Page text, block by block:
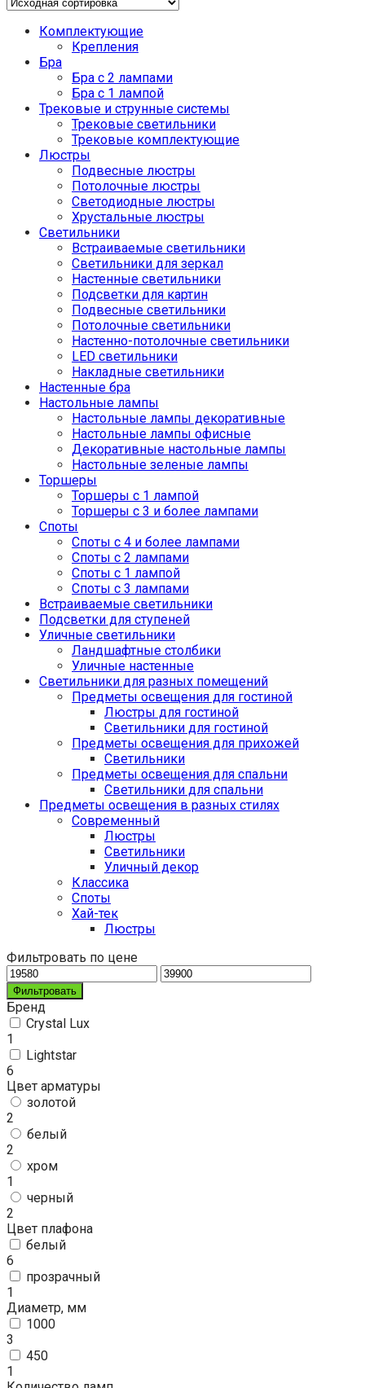
Комплектующие
Крепления
Бра
Бра с 2 лампами
Бра с 1 лампой
Трековые и струнные системы
Трековые светильники
Трековые комплектующие
Люстры
Подвесные люстры
Потолочные люстры
Светодиодные люстры
Хрустальные люстры
Светильники
Встраиваемые светильники
Светильники для зеркал
Настенные светильники
Подсветки для картин
Подвесные светильники
Потолочные светильники
Настенно-потолочные светильники
LED светильники
Накладные светильники
Настенные бра
Настольные лампы
Настольные лампы декоративные
Настольные лампы офисные
Декоративные настольные лампы
Настольные зеленые лампы
Торшеры
Торшеры с 1 лампой
Торшеры с 3 и более лампами
Споты
Споты с 4 и более лампами
Споты с 2 лампами
Споты с 1 лампой
Споты с 3 лампами
Встраиваемые светильники
Подсветки для ступеней
Уличные светильники
Ландшафтные столбики
Уличные настенные
Светильники для разных помещений
Предметы освещения для гостиной
Люстры для гостиной
Светильники для гостиной
Предметы освещения для прихожей
Светильники
Предметы освещения для спальни
Светильники для спальни
Предметы освещения в разных стилях
Cовременный
Люстры
Светильники
Уличный декор
Классика
Споты
Хай-тек
Люстры
Фильтровать по цене
Фильтровать
Бренд
Crystal Lux
1
Lightstar
6
Цвет арматуры
золотой
2
белый
2
хром
1
черный
2
Цвет плафона
белый
6
прозрачный
1
Диаметр, мм
1000
3
450
1